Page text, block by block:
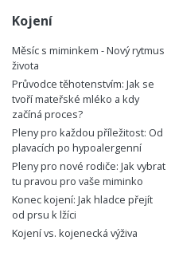
Kojení
Měsíc s miminkem - Nový rytmus
života
Průvodce těhotenstvím: Jak se
tvoří mateřské mléko a kdy
začíná proces?
Pleny pro každou příležitost: Od
plavacích po hypoalergenní
Pleny pro nové rodiče: Jak vybrat
tu pravou pro vaše miminko
Konec kojení: Jak hladce přejít
od prsu k lžíci
Kojení vs. kojenecká výživa